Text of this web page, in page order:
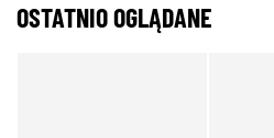
OSTATNIO OGLĄDANE